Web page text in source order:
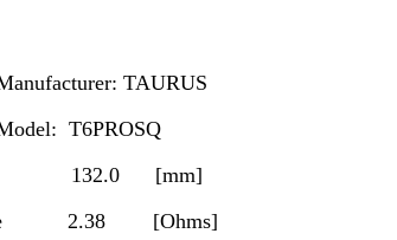
TAURUS
T6PROSQ
132.0 [mm]
2.38 [Ohms]